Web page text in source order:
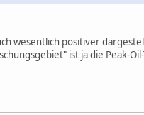
wesentlich positiver
ist ja die Peak-